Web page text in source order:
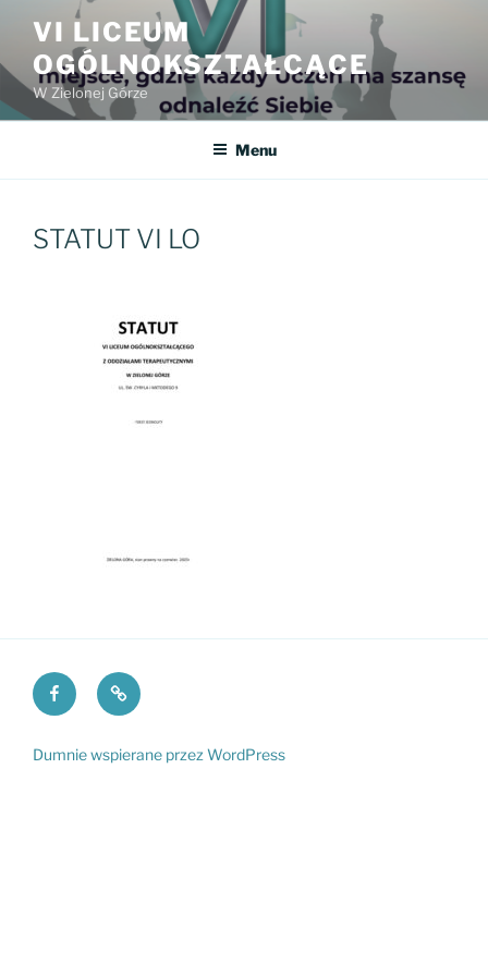
treści
VI LICEUM
OGÓLNOKSZTAŁCĄCE
W Zielonej Górze
Menu
STATUT VI LO
Facebook
VI
Fundacja
PKO
Dumnie wspierane przez WordPress